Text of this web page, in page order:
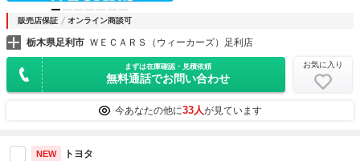
販売店保証 オンライン商談可
栃木県足利市 ＷＥＣＡＲＳ（ウィーカーズ）足利店
まずは在庫確認・見積依頼
無料通話でお問い合わせ
お気に入り
今あなたの他に33人が見ています
NEW トヨタ